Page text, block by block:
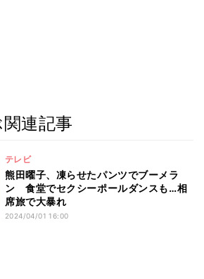
連記事
テレビ
熊田曜子、凍らせたパンツでブーメラ
ン 食堂でセクシーポールダンスも…相
席旅で大暴れ
2024/04/01 16:00